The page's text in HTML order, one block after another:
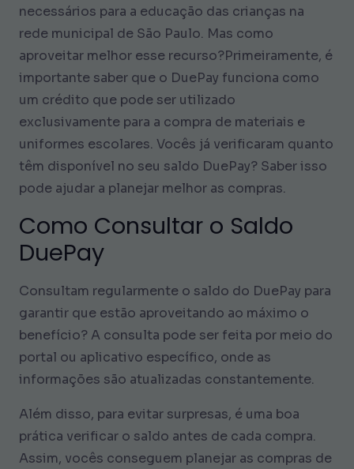
necessários para a educação das crianças na
rede municipal de São Paulo. Mas como
aproveitar melhor esse recurso?Primeiramente, é
importante saber que o DuePay funciona como
um crédito que pode ser utilizado
exclusivamente para a compra de materiais e
uniformes escolares. Vocês já verificaram quanto
têm disponível no seu saldo DuePay? Saber isso
pode ajudar a planejar melhor as compras.
Como Consultar o Saldo
DuePay
Consultam regularmente o saldo do DuePay para
garantir que estão aproveitando ao máximo o
benefício? A consulta pode ser feita por meio do
portal ou aplicativo específico, onde as
informações são atualizadas constantemente.
Além disso, para evitar surpresas, é uma boa
prática verificar o saldo antes de cada compra.
Assim, vocês conseguem planejar as compras de